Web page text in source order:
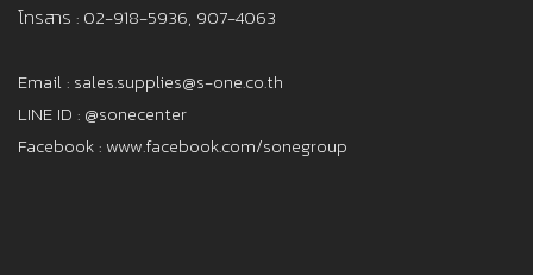
โทรสาร : 02-918-5936, 907-4063
Email : sales.supplies@s-one.co.th
LINE ID : @sonecenter
Facebook : www.facebook.com/sonegroup